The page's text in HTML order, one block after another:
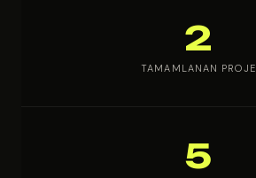
2
TAMAMLANAN PROJE
5